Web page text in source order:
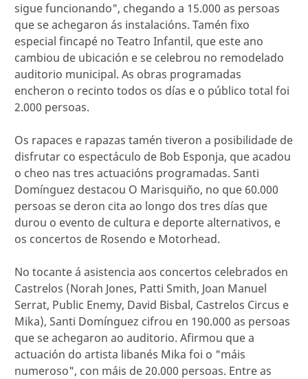
sigue funcionando", chegando a 15.000 as persoas
que se achegaron ás instalacións. Tamén fixo
especial fincapé no Teatro Infantil, que este ano
cambiou de ubicación e se celebrou no remodelado
auditorio municipal. As obras programadas
encheron o recinto todos os días e o público total foi
2.000 persoas.
Os rapaces e rapazas tamén tiveron a posibilidade de
disfrutar co espectáculo de Bob Esponja, que acadou
o cheo nas tres actuacións programadas. Santi
Domínguez destacou O Marisquiño, no que 60.000
persoas se deron cita ao longo dos tres días que
durou o evento de cultura e deporte alternativos, e
os concertos de Rosendo e Motorhead.
No tocante á asistencia aos concertos celebrados en
Castrelos (Norah Jones, Patti Smith, Joan Manuel
Serrat, Public Enemy, David Bisbal, Castrelos Circus e
Mika), Santi Domínguez cifrou en 190.000 as persoas
que se achegaron ao auditorio. Afirmou que a
actuación do artista libanés Mika foi o "máis
numeroso", con máis de 20.000 persoas. Entre as